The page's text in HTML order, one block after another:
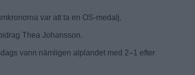
var att ta en OS-medalj.
Thea Johansson.
vann nämligen alplandet med 2–1 efter